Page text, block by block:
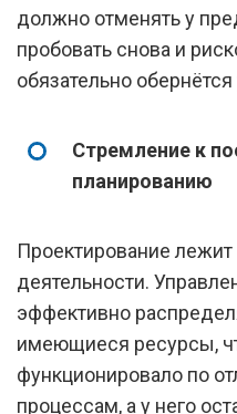
должно отменять у
пробовать снова и
обязательно
Стремление к
планированию
Проектирование
деятельности.
эффективно
имеющиеся ресурсы,
функционировало по
процессам, а у него